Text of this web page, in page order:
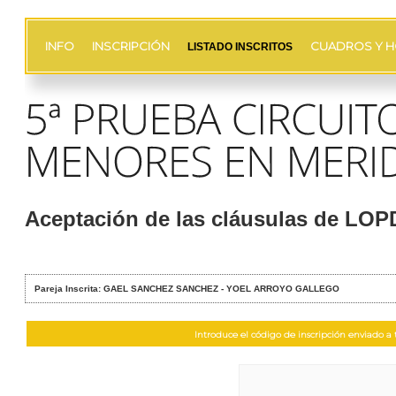
INFO INSCRIPCIÓN LISTADO INSCRITOS CUADROS Y
Aceptación de las cláusulas de
Pareja Inscrita: GAEL SANCHEZ SANCHEZ - YOEL ARROYO GALLEGO
Introduce el código de inscripción enviado